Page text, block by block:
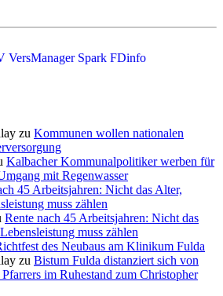
zu Kommunen wollen nationalen
Kalbacher Kommunalpolitiker werben für
mit Regenwasser
45 Arbeitsjahren: Nicht das Alter,
muss zählen
Rente nach 45 Arbeitsjahren: Nicht das
muss zählen
des Neubaus am Klinikum Fulda
zu Bistum Fulda distanziert sich von
im Ruhestand zum Christopher